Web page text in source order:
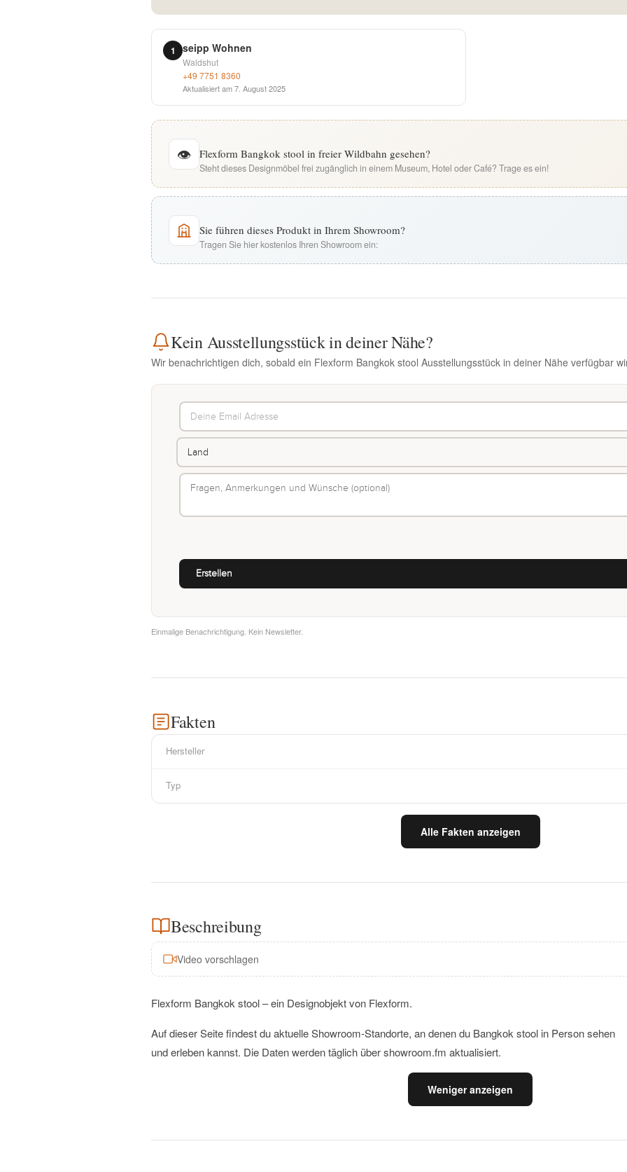
1 seipp Wohnen
Waldshut
+49 7751 8360
Aktualisiert am7. August 2025
👁 Flexform Bangkok stool in freier Wildbahn gesehen?
Steht dieses Designmöbel frei zugänglich in einem Museum, Hotel oder Café? Trage es ein!
Sie führen dieses Produkt in Ihrem Showroom?
Tragen Sie hier kostenlos Ihren Showroom ein:
Kein Ausstellungsstück in deiner Nähe?
Wir benachrichtigen dich, sobald ein Flexform Bangkok stool Ausstellungsstück in deiner Nähe verfügbar
Einmalige Benachrichtigung. Kein Newsletter.
Fakten
Hersteller
Typ
Alle Fakten anzeigen
Beschreibung
Video vorschlagen
Flexform Bangkok stool – ein Designobjekt von Flexform.
Auf dieser Seite findest du aktuelle Showroom-Standorte, an denen du Bangkok stool in Person sehen
und erleben kannst. Die Daten werden täglich über showroom.fm aktualisiert.
Weniger anzeigen